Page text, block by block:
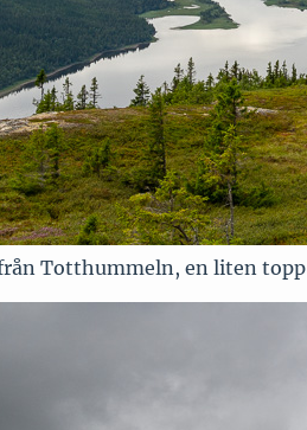
Totthummeln, en liten